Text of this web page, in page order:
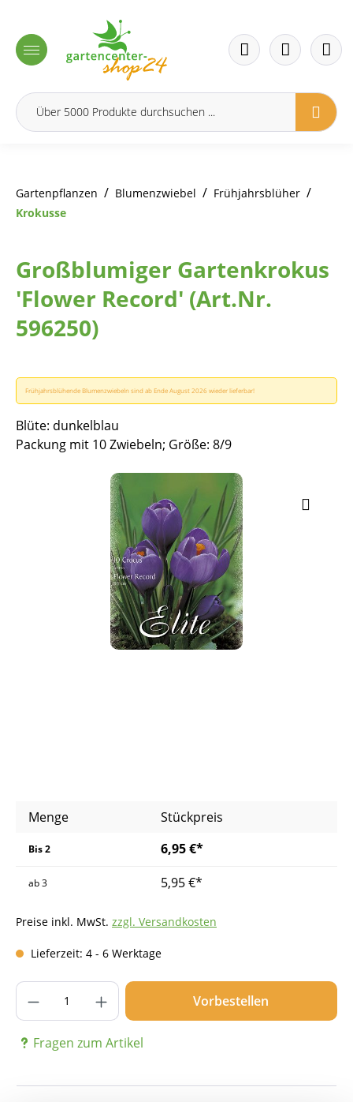
Gartenpflanzen / Blumenzwiebel / Frühjahrsblüher /
Krokusse
Großblumiger Gartenkrokus
'Flower Record' (Art.Nr.
596250)
Frühjahrsblühende Blumenzwiebeln sind ab Ende August 2026 wieder lieferbar!
Blüte: dunkelblau
Packung mit 10 Zwiebeln; Größe: 8/9
Menge Stückpreis
Bis2 6,95 €*
ab3 5,95 €*
Preise inkl. MwSt. zzgl. Versandkosten
Lieferzeit: 4 - 6 Werktage
Produkt Anzahl: Gib den gewünschten
Vorbestellen
Fragen zum Artikel